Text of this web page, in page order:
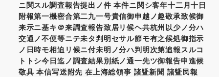
ニ関スル調査報告提出ノ件 本件ニ関シ客年十二月十日
附報第一機密合第二九一号貴信御申越ノ趣敬承致候御
来示ニ基キ＠来調査報告致居リ候ヘ共杭州以少ノ分ハ
交通ノ不便等ニテ未タ判明セサル節モ有之候処御指示
ノ日時モ相迫リ候ニ付未明ノ分ハ判明次第追報スルコ
トトシ今日迄ノ調査結果別紙ノ通一先ツ御報告申進候
敬具 本信写送附先 在上海総領事 諸曁新聞 諸曁民報